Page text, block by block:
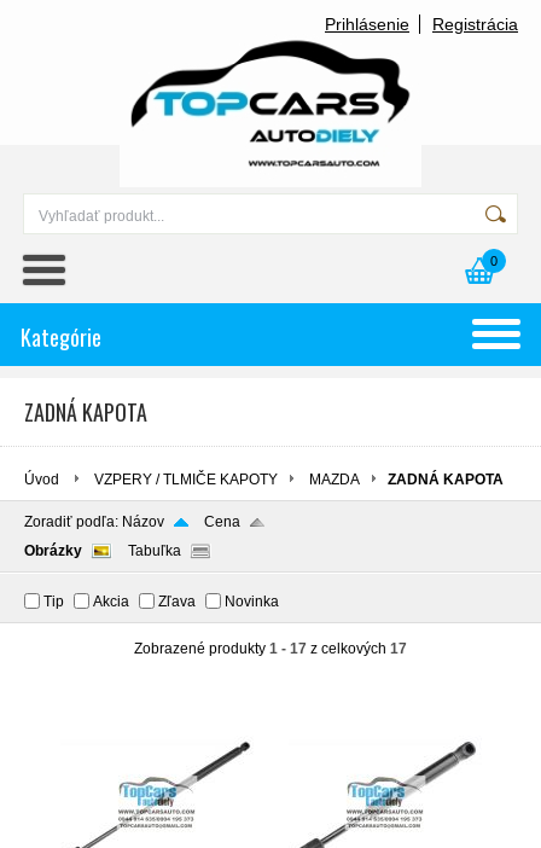
Prihlásenie Registrácia
0
Kategórie
ZADNÁ KAPOTA
Úvod VZPERY / TLMIČE KAPOTY MAZDA ZADNÁ KAPOTA
Zoradiť podľa: Názov
Cena
Obrázky
Tabuľka
Tip Akcia Zľava Novinka
Zobrazené produkty 1 - 17 z celkových 17